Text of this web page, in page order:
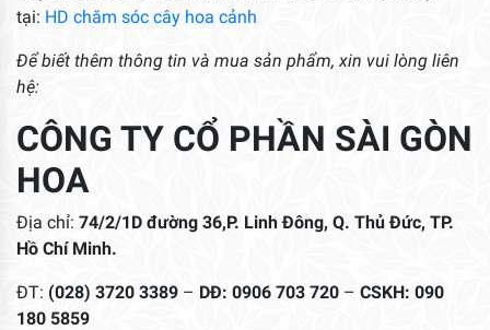
tại: HD chăm sóc cây hoa cảnh
Để biết thêm thông tin và mua sản phẩm, xin vui lòng liên
hệ:
CÔNG TY CỔ PHẦN SÀI GÒN
HOA
Địa chỉ: 74/2/1D đường 36,P. Linh Đông, Q. Thủ Đức, TP.
Hồ Chí Minh.
ĐT: (028) 3720 3389 – DĐ: 0906 703 720 – CSKH: 090
180 5859